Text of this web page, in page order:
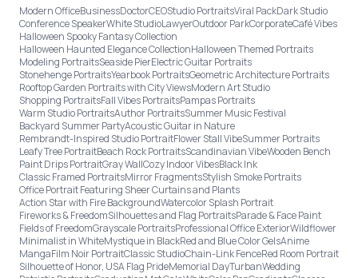
Modern OfficeBusinessDoctorCEOStudio PortraitsViral PackDark Studio
Conference SpeakerWhite StudioLawyerOutdoor ParkCorporateCafé Vibes
Halloween Spooky Fantasy Collection
Halloween Haunted Elegance CollectionHalloween Themed Portraits
Modeling PortraitsSeaside PierElectric Guitar Portraits
Stonehenge PortraitsYearbook PortraitsGeometric Architecture Portraits
Rooftop Garden Portraits with City ViewsModern Art Studio
Shopping PortraitsFall Vibes PortraitsPampas Portraits
Warm Studio PortraitsAuthor PortraitsSummer Music Festival
Backyard Summer PartyAcoustic Guitar in Nature
Rembrandt-Inspired Studio PortraitFlower Stall VibeSummer Portraits
Leafy Tree PortraitBeach Rock PortraitsScandinavian VibeWooden Bench
Paint Drips PortraitGray WallCozy Indoor VibesBlack Ink
Classic Framed PortraitsMirror FragmentsStylish Smoke Portraits
Office Portrait Featuring Sheer Curtains and Plants
Action Star with Fire BackgroundWatercolor Splash Portrait
Fireworks & FreedomSilhouettes and Flag PortraitsParade & Face Paint
Fields of FreedomGrayscale PortraitsProfessional Office ExteriorWildflower
Minimalist in WhiteMystique in BlackRed and Blue Color GelsAnime
MangaFilm Noir PortraitClassic StudioChain-Link FenceRed Room Portrait
Silhouette of Honor, USA Flag PrideMemorial DayTurbanWedding